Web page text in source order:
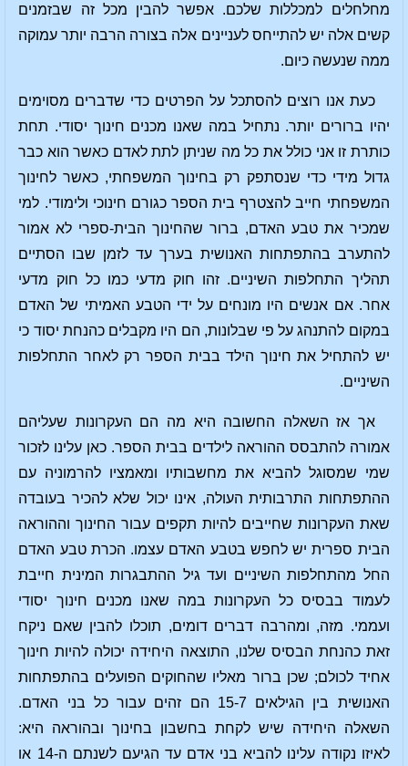
מחלחלים למכללות שלכם. אפשר להבין מכל זה שבזמנים
קשים אלה יש להתייחס לעניינים אלה בצורה הרבה יותר עמוקה
ממה שנעשה כיום.
כעת אנו רוצים להסתכל על הפרטים כדי שדברים מסוימים
יהיו ברורים יותר. נתחיל במה שאנו מכנים חינוך יסודי. תחת
כותרת זו אני כולל את כל מה שניתן לתת לאדם כאשר הוא כבר
גדול מידי כדי שנסתפק רק בחינוך המשפחתי, כאשר לחינוך
המשפחתי חייב להצטרף בית הספר כגורם חינוכי ולימודי. למי
שמכיר את טבע האדם, ברור שהחינוך הבית-ספרי לא אמור
להתערב בהתפתחות האנושית בערך עד לזמן שבו הסתיים
תהליך התחלפות השיניים. זהו חוק מדעי כמו כל חוק מדעי
אחר. אם אנשים היו מונחים על ידי הטבע האמיתי של האדם
במקום להתנהג על פי שבלונות, הם היו מקבלים כהנחת יסוד כי
יש להתחיל את חינוך הילד בבית הספר רק לאחר התחלפות
השיניים.
אך אז השאלה החשובה היא מה הם העקרונות שעליהם
אמורה להתבסס ההוראה לילדים בבית הספר. כאן עלינו לזכור
שמי שמסוגל להביא את מחשבותיו ומאמציו להרמוניה עם
ההתפתחות התרבותית העולה, אינו יכול שלא להכיר בעובדה
שאת העקרונות שחייבים להיות תקפים עבור החינוך וההוראה
הבית ספרית יש לחפש בטבע האדם עצמו. הכרת טבע האדם
החל מהתחלפות השיניים ועד גיל ההתבגרות המינית חייבת
לעמוד בבסיס כל העקרונות במה שאנו מכנים חינוך יסודי
ועממי. מזה, ומהרבה דברים דומים, תוכלו להבין שאם ניקח
זאת כהנחת הבסיס שלנו, התוצאה היחידה יכולה להיות חינוך
אחיד לכולם; שכן ברור מאליו שהחוקים הפועלים בהתפתחות
האנושית בין הגילאים 15-7 הם זהים עבור כל בני האדם.
השאלה היחידה שיש לקחת בחשבון בחינוך ובהוראה היא:
לאיזו נקודה עלינו להביא בני אדם עד הגיעם לשנתם ה-14 או